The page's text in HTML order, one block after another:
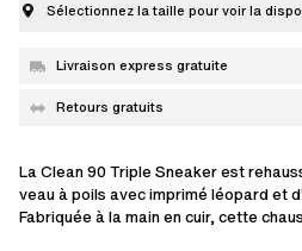
Sélectionnez la taille pour voir la
Livraison express gratuite
Retours gratuits
La Clean 90 Triple Sneaker est
veau à poils avec imprimé léopard et
Fabriquée à la main en cuir, cette